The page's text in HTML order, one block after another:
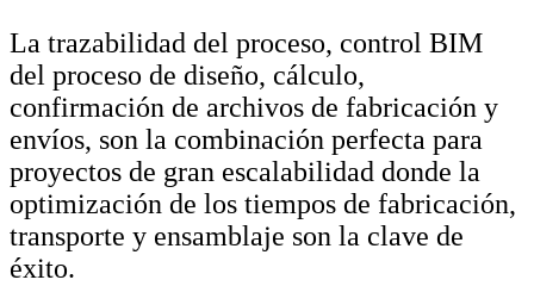
La trazabilidad del proceso, control BIM
del proceso de diseño, cálculo,
confirmación de archivos de fabricación y
envíos, son la combinación perfecta para
proyectos de gran escalabilidad donde la
optimización de los tiempos de fabricación,
transporte y ensamblaje son la clave de
éxito.